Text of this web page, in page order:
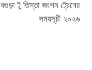
বগুড়া টু তিস্তা জংশন ট্রেনের
সময়সূচী ২০২৬